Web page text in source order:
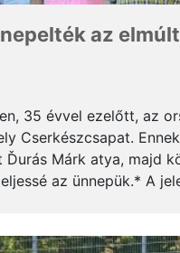
az
35 évvel ezelőtt, az
Cserkészcsapat.
Márk atya, majd
az ünnepük.* A